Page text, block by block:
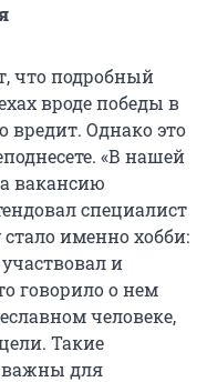
что подробный
вроде победы в
вредит. Однако это
«В нашей
вакансию
специалист
именно хобби:
и
говорило о нем
человеке,
Такие
важны для